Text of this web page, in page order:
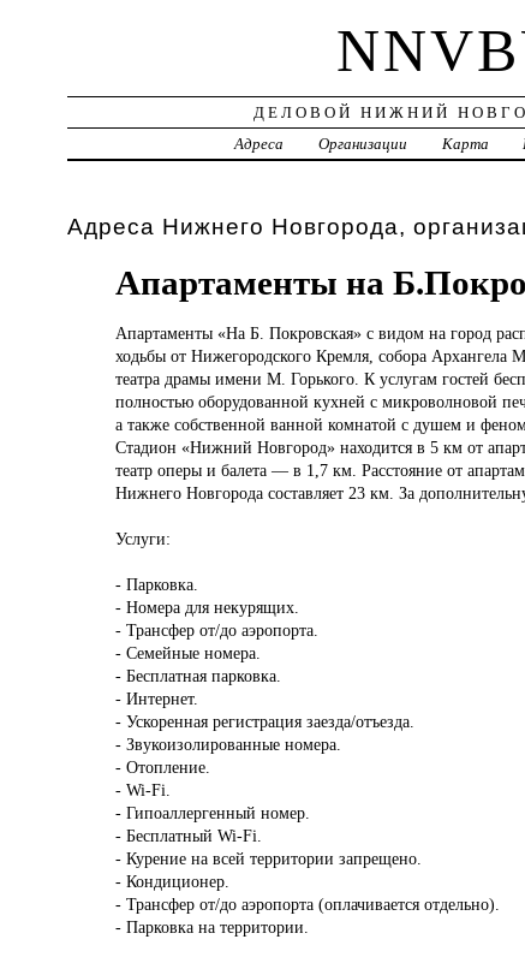
ДЕЛОВОЙ НИЖНИЙ
Адреса
Организации Карта
Адреса Нижнего Новгорода,
Апартаменты на
Апартаменты «На Б. Покровская» с видом на город
ходьбы от Нижегородского Кремля, собора Архангела
театра драмы имени М. Горького. К услугам гостей
полностью оборудованной кухней с микроволновой
а также собственной ванной комнатой с душем и
Стадион «Нижний Новгород» находится в 5 км от
театр оперы и балета — в 1,7 км. Расстояние от
Нижнего Новгорода составляет 23 км. За
Услуги:
- Парковка.
- Номера для некурящих.
- Трансфер от/до аэропорта.
- Семейные номера.
- Бесплатная парковка.
- Интернет.
- Ускоренная регистрация заезда/отъезда.
- Звукоизолированные номера.
- Отопление.
- Wi-Fi.
- Гипоаллергенный номер.
- Бесплатный Wi-Fi.
- Курение на всей территории запрещено.
- Кондиционер.
- Трансфер от/до аэропорта (оплачивается отдельно).
- Парковка на территории.